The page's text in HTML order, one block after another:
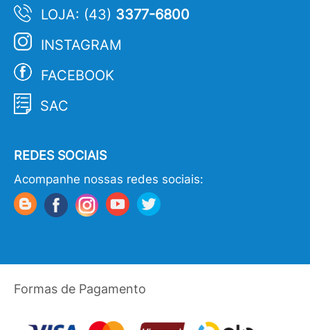
LOJA: (43) 3377-6800
INSTAGRAM
FACEBOOK
SAC
REDES SOCIAIS
Acompanhe nossas redes sociais:
Formas de Pagamento